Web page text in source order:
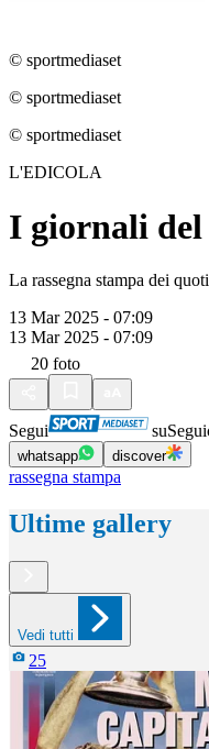
© sportmediaset
© sportmediaset
© sportmediaset
L'EDICOLA
I giornali del
La rassegna stampa dei
13 Mar 2025 - 07:09
13 Mar 2025 - 07:09
20 foto
Segui su
whatsapp discover
rassegna stampa
Ultime gallery
Vedi tutti
25